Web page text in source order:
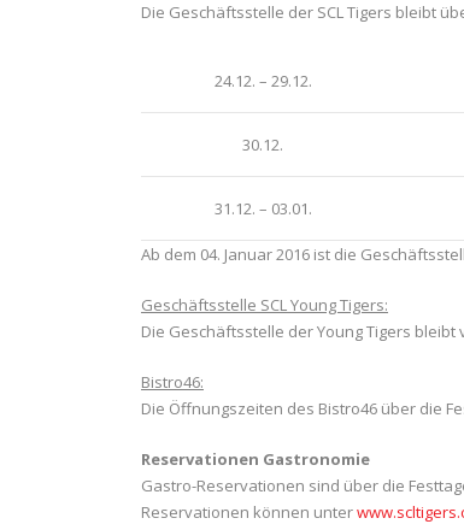
Die Geschäftsstelle der SCL Tigers bleibt
24.12. – 29.12.
30.12.
31.12. – 03.01.
Ab dem 04. Januar 2016 ist die
Geschäftsstelle SCL Young Tigers:
Die Geschäftsstelle der Young Tigers bleibt
Bistro46:
Die Öffnungszeiten des Bistro46 über die
Reservationen Gastronomie
Gastro-Reservationen sind über die
Reservationen können unter